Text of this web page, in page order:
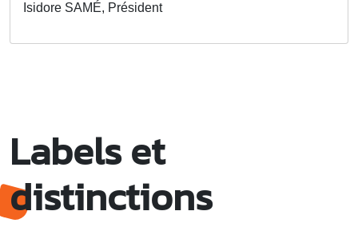
Isidore SAMÉ, Président
Labels et
distinctions